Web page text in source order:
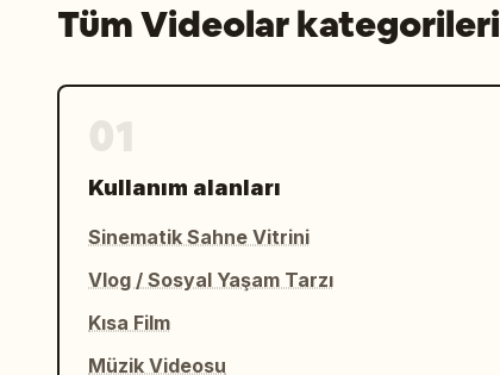
Tüm Videolar kategorileri
Kullanım alanları
Sinematik Sahne Vitrini
Vlog / Sosyal Yaşam Tarzı
Kısa Film
Müzik Videosu